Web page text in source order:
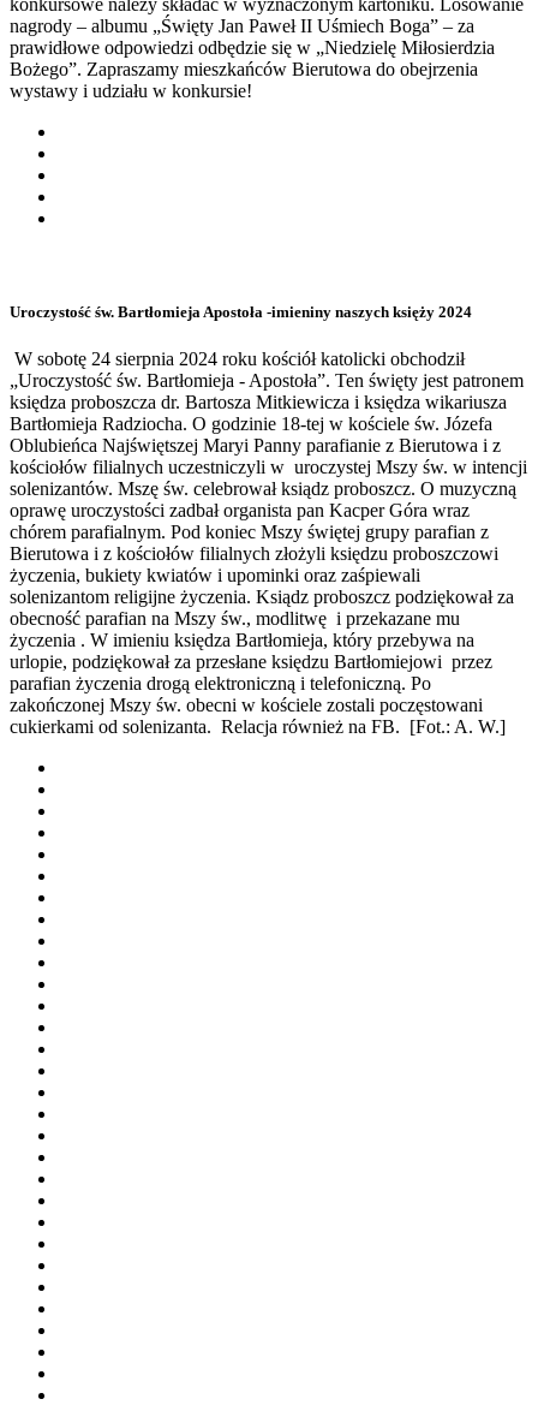
konkursowe należy składać w wyznaczonym kartoniku. Losowanie
nagrody – albumu „Święty Jan Paweł II Uśmiech Boga” – za
prawidłowe odpowiedzi odbędzie się w „Niedzielę Miłosierdzia
Bożego”. Zapraszamy mieszkańców Bierutowa do obejrzenia
wystawy i udziału w konkursie!
Uroczystość św. Bartłomieja Apostoła -imieniny naszych księży 2024
W sobotę 24 sierpnia 2024 roku kościół katolicki obchodził
„Uroczystość św. Bartłomieja - Apostoła”. Ten święty jest patronem
księdza proboszcza dr. Bartosza Mitkiewicza i księdza wikariusza
Bartłomieja Radziocha. O godzinie 18-tej w kościele św. Józefa
Oblubieńca Najświętszej Maryi Panny parafianie z Bierutowa i z
kościołów filialnych uczestniczyli w uroczystej Mszy św. w intencji
solenizantów. Mszę św. celebrował ksiądz proboszcz. O muzyczną
oprawę uroczystości zadbał organista pan Kacper Góra wraz
chórem parafialnym. Pod koniec Mszy świętej grupy parafian z
Bierutowa i z kościołów filialnych złożyli księdzu proboszczowi
życzenia, bukiety kwiatów i upominki oraz zaśpiewali
solenizantom religijne życzenia. Ksiądz proboszcz podziękował za
obecność parafian na Mszy św., modlitwę i przekazane mu
życzenia . W imieniu księdza Bartłomieja, który przebywa na
urlopie, podziękował za przesłane księdzu Bartłomiejowi przez
parafian życzenia drogą elektroniczną i telefoniczną. Po
zakończonej Mszy św. obecni w kościele zostali poczęstowani
cukierkami od solenizanta. Relacja również na FB. [Fot.: A. W.]